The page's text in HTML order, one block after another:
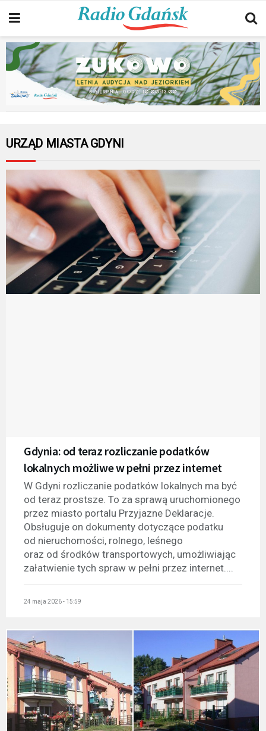
URZĄD MIASTA GDYNI
Gdynia: od teraz rozliczanie podatków
lokalnych możliwe w pełni przez internet
W Gdyni rozliczanie podatków lokalnych ma być
od teraz prostsze. To za sprawą uruchomionego
przez miasto portalu Przyjazne Deklaracje.
Obsługuje on dokumenty dotyczące podatku
od nieruchomości, rolnego, leśnego
oraz od środków transportowych, umożliwiając
załatwienie tych spraw w pełni przez internet....
24 maja 2026 - 15:59